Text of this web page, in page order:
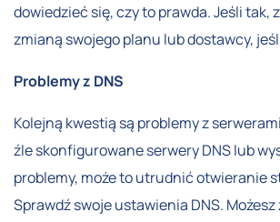
dowiedzieć się, czy to prawda. Jeśli tak,
zmianą swojego planu lub dostawcy,
Problemy z DNS
Kolejną kwestią są problemy z
źle skonfigurowane serwery DNS lub
problemy, może to utrudnić otwieranie
Sprawdź swoje ustawienia DNS.